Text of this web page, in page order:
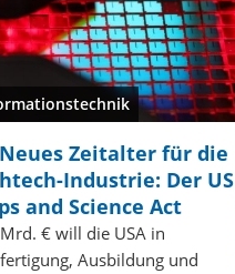
Neues Zeitalter für die
Industrie: Der US
and Science Act
€ will die USA in
Ausbildung und